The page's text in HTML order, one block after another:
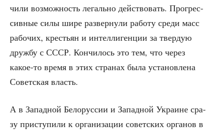
чи­ли воз­мож­ность легаль­но дей­ство­вать. Про­грес­
сив­ные силы шире раз­вер­ну­ли рабо­ту сре­ди масс
рабо­чих, кре­стьян и интел­ли­ген­ции за твер­дую
друж­бу с СССР. Кон­чи­лось это тем, что через
какое-то вре­мя в этих стра­нах была уста­нов­ле­на
Совет­ская власть.
А в Запад­ной Бело­рус­сии и Запад­ной Укра­ине сра­
зу при­сту­пи­ли к орга­ни­за­ции совет­ских орга­нов в